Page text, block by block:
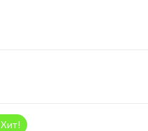
Хит!